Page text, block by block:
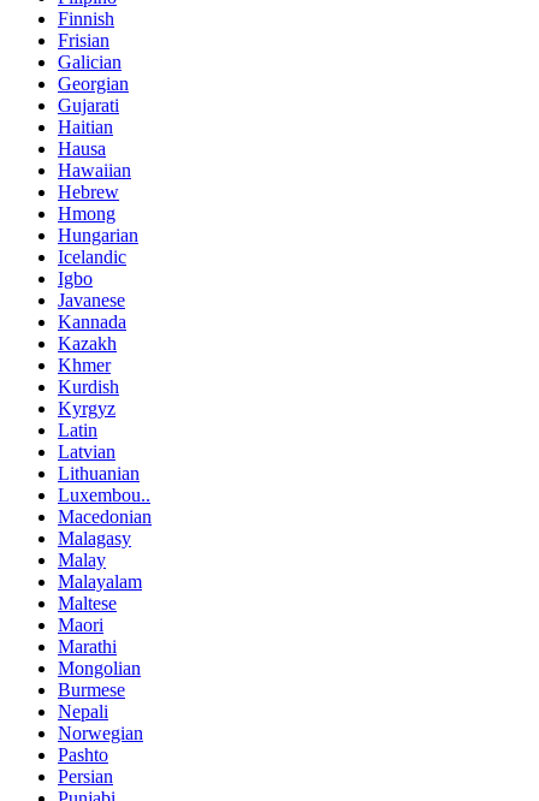
Finnish
Frisian
Galician
Georgian
Gujarati
Haitian
Hausa
Hawaiian
Hebrew
Hmong
Hungarian
Icelandic
Igbo
Javanese
Kannada
Kazakh
Khmer
Kurdish
Kyrgyz
Latin
Latvian
Lithuanian
Luxembou..
Macedonian
Malagasy
Malay
Malayalam
Maltese
Maori
Marathi
Mongolian
Burmese
Nepali
Norwegian
Pashto
Persian